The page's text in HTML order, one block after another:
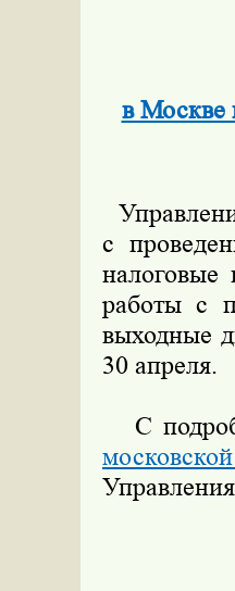
в Москве
с
работы с
выходные
30 апреля.
С